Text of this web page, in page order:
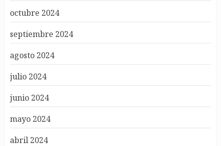
octubre 2024
septiembre 2024
agosto 2024
julio 2024
junio 2024
mayo 2024
abril 2024